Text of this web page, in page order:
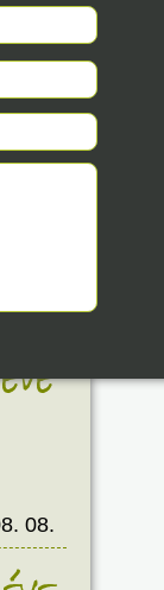
08.
08.
08.